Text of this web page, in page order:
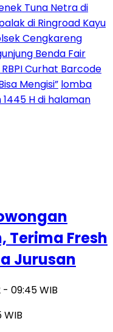
Tuna Netra di
di Ringroad Kayu
Cengkareng
Benda Fair
Curhat Barcode
Mengisi” lomba
H di halaman
Terima Fresh
Jurusan
09:45 WIB